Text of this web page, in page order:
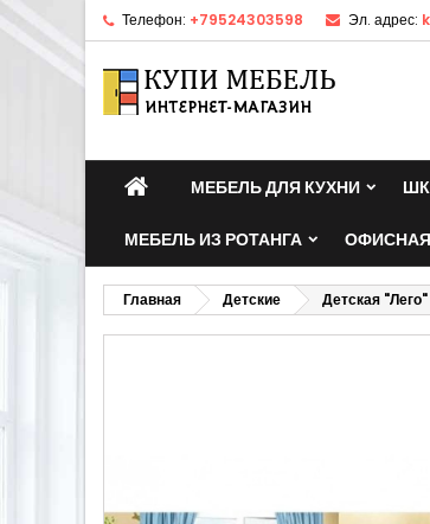
Телефон: +79524303598 Эл. адрес:
МЕБЕЛЬ ДЛЯ КУХНИ
МЕБЕЛЬ ИЗ РОТАНГА
Главная Детские Детская